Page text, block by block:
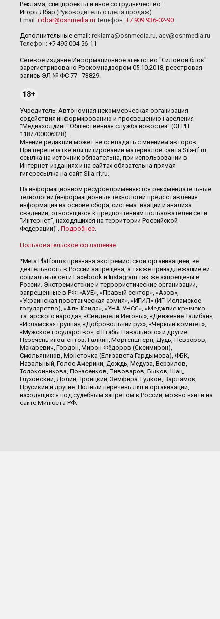
Реклама, спецпроекты и иное сотрудничество:
Игорь Дбар (Руководитель отдела продаж)
Email: i.dbar@osnmedia.ru Телефон: +7 909 936-02-90
Дополнительные email: reklama@osnmedia.ru, adv@osnmedia.ru
Телефон: +7 495 004-56-11
Сетевое издание Информационное агентство "Силовой блок"
зарегистрировано Роскомнадзором 05.10.2018, реестровая
запись ЭЛ № ФС 77 - 73829.
18+
Учредитель: Автономная некоммерческая организация
содействия информированию и просвещению населения
"Медиахолдинг "Общественная служба новостей" (ОГРН
1187700006328).
Мнение редакции может не совпадать с мнением авторов.
При перепечатке или цитировании материалов сайта Sila-rf.ru
ссылка на источник обязательна, при использовании в
Интернет-изданиях и на сайтах обязательна прямая
гиперссылка на сайт Sila-rf.ru.
На информационном ресурсе применяются рекомендательные
технологии (информационные технологии предоставления
информации на основе сбора, систематизации и анализа
сведений, относящихся к предпочтениям пользователей сети
"Интернет", находящихся на территории Российской
Федерации)". Подробнее.
Пользовательское соглашение.
*Meta Platforms признана экстремистской организацией, её
деятельность в России запрещена, а также принадлежащие ей
социальные сети Facebook и Instagram так же запрещены в
России. Экстремистские и террористические организации,
запрещенные в РФ: «АУЕ», «Правый сектор», «Азов»,
«Украинская повстанческая армия», «ИГИЛ» (ИГ, Исламское
государство), «Аль-Каида», «УНА-УНСО», «Меджлис крымско-
татарского народа», «Свидетели Иеговы», «Движение Талибан»,
«Исламская группа», «Добровольчий рух», «Чёрный комитет»,
«Мужское государство», «Штабы Навального» и другие.
Перечень иноагентов: Галкин, Моргенштерн, Дудь, Невзоров,
Макаревич, Гордон, Мирон Фёдоров (Оксимирон),
Смольянинов, Монеточка (Елизавета Гардымова), ФБК,
Навальный, Голос Америки, Дождь, Медуза, Верзилов,
Толоконникова, Понасенков, Пивоваров, Быков, Шац,
Глуховский, Долин, Троицкий, Земфира, Гудков, Варламов,
Прусикин и другие. Полный перечень лиц и организаций,
находящихся под судебным запретом в России, можно найти на
сайте Минюста РФ.